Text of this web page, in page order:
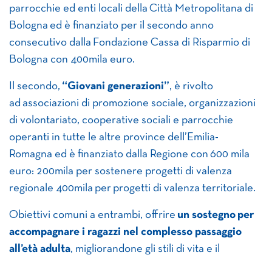
parrocchie ed enti locali della Città Metropolitana di
Bologna ed è finanziato per il secondo anno
consecutivo dalla Fondazione Cassa di Risparmio di
Bologna con 400mila euro.
Il secondo, “Giovani generazioni”, è rivolto
ad associazioni di promozione sociale, organizzazioni
di volontariato, cooperative sociali e parrocchie
operanti in tutte le altre province dell’Emilia-
Romagna ed è finanziato dalla Regione con 600 mila
euro: 200mila per sostenere progetti di valenza
regionale 400mila per progetti di valenza territoriale.
Obiettivi comuni a entrambi, offrire un sostegno per
accompagnare i ragazzi nel complesso passaggio
all’età adulta, migliorandone gli stili di vita e il